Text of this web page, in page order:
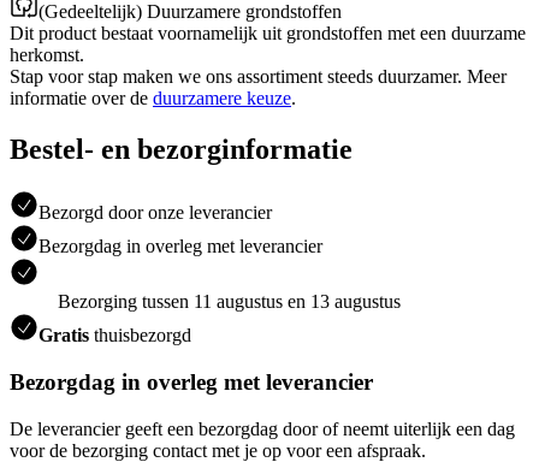
(Gedeeltelijk) Duurzamere grondstoffen
Dit product bestaat voornamelijk uit grondstoffen met een duurzame
herkomst.
Stap voor stap maken we ons assortiment steeds duurzamer. Meer
informatie over de duurzamere keuze.
Bestel- en bezorginformatie
Bezorgd door onze leverancier
Bezorgdag in overleg met leverancier
Bezorging tussen 11 augustus en 13 augustus
Gratis thuisbezorgd
Bezorgdag in overleg met leverancier
De leverancier geeft een bezorgdag door of neemt uiterlijk een dag
voor de bezorging contact met je op voor een afspraak.